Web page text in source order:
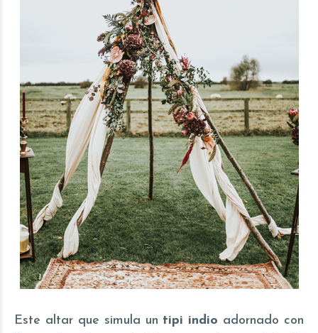
Este altar que simula un tipi indio adornado con